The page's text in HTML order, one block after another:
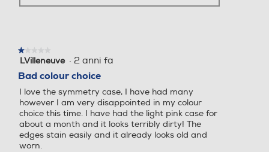
★★★★★
★★★★★
1
5
stelle.
LVilleneuve · 2 anni fa
Bad colour choice
I love the symmetry case, I have had many
however I am very disappointed in my colour
choice this time. I have had the light pink case for
about a month and it looks terribly dirty! The
edges stain easily and it already looks old and
worn.